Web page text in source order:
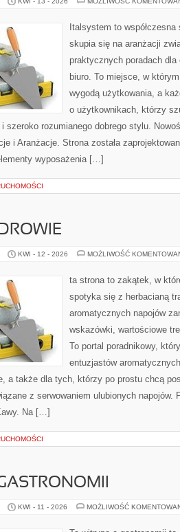
Italsystem to
skupia się na aranżacji
praktycznych poradach
biuro. To miejsce, w
wygodą użytkowania, a
o użytkownikach, którzy
szeroko rozumianego dobrego stylu.
i Aranżacje. Strona została
wyposażenia […]
KWI - 12 - 2026 MOŻLIWOŚĆ
ta strona to zakątek, w
spotyka się z herbacianą
aromatycznych napojów
wskazówki, wartościowe
To portal poradnikowy,
entuzjastów
a także dla tych, którzy po prostu chcą
z serwowaniem ulubionych napojów.
Na […]
KWI - 11 - 2026 MOŻLIWOŚĆ